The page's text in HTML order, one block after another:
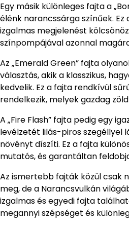
Egy másik különleges fajta a
élénk narancssárga színűek. Ez
izgalmas megjelenést
színpompájával azonnal
Az „Emerald Green” fajta
választás, akik a klasszikus,
kedvelik. Ez a fajta rendkívül
rendelkezik, melyek gazdag
A „Fire Flash” fajta pedig egy
levélzetét lilás-piros szegéllyel
növényt díszíti. Ez a fajta
mutatós, és garantáltan
Az ismertebb fajták közül csak
meg, de a Narancsvulkán
izgalmas és egyedi fajta
megannyi szépséget és